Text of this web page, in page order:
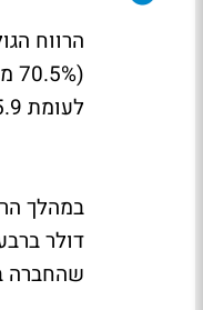
לעומת 15.9 מיליון דולר (58.5% מההכנסות) ברבעון המקביל.
דולר
שהחברה